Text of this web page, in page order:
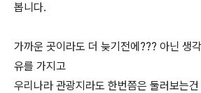
봅니다.
가까운 곳이라도 더 늦기전에??? 아닌 생
유를 가지고
우리나라 관광지라도 한번쯤은 둘러보는